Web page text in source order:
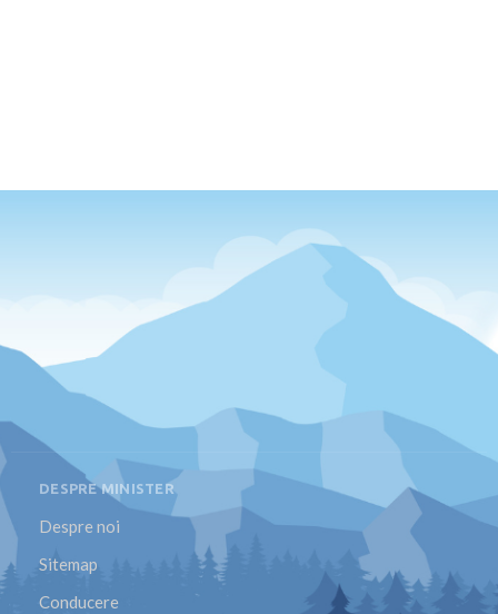
DESPRE MINISTER
Despre noi
Sitemap
Conducere